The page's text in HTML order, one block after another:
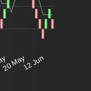
20 May12 Jun